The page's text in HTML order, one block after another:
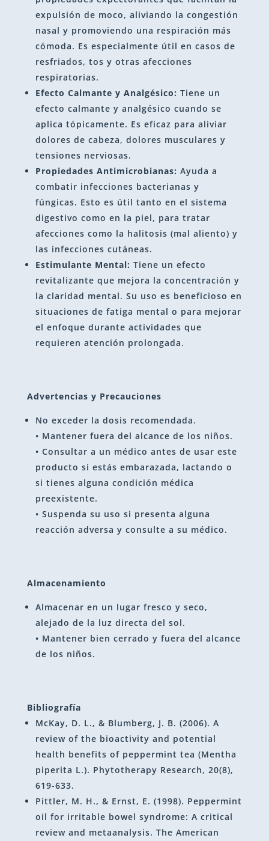
expulsión de moco, aliviando la congestión
nasal y promoviendo una respiración más
cómoda. Es especialmente útil en casos de
resfriados, tos y otras afecciones
respiratorias.
Efecto Calmante y Analgésico: Tiene un
efecto calmante y analgésico cuando se
aplica tópicamente. Es eficaz para aliviar
dolores de cabeza, dolores musculares y
tensiones nerviosas.
Propiedades Antimicrobianas: Ayuda a
combatir infecciones bacterianas y
fúngicas. Esto es útil tanto en el sistema
digestivo como en la piel, para tratar
afecciones como la halitosis (mal aliento) y
las infecciones cutáneas.
Estimulante Mental: Tiene un efecto
revitalizante que mejora la concentración y
la claridad mental. Su uso es beneficioso en
situaciones de fatiga mental o para mejorar
el enfoque durante actividades que
requieren atención prolongada.
Advertencias y Precauciones
No exceder la dosis recomendada.
• Mantener fuera del alcance de los niños.
• Consultar a un médico antes de usar este
producto si estás embarazada, lactando o
si tienes alguna condición médica
preexistente.
• Suspenda su uso si presenta alguna
reacción adversa y consulte a su médico.
Almacenamiento
Almacenar en un lugar fresco y seco,
alejado de la luz directa del sol.
• Mantener bien cerrado y fuera del alcance
de los niños.
Bibliografía
McKay, D. L., & Blumberg, J. B. (2006). A
review of the bioactivity and potential
health benefits of peppermint tea (Mentha
piperita L.). Phytotherapy Research, 20(8),
619-633.
Pittler, M. H., & Ernst, E. (1998). Peppermint
oil for irritable bowel syndrome: A critical
review and metaanalysis. The American